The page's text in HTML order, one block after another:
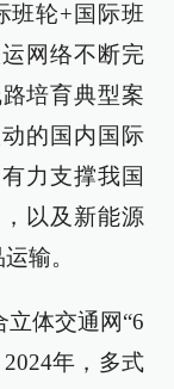
班轮+国际班
网络不断完
培育典型案
的国内国际
力支撑我国
以及新能源
输。
体交通网“6
年，多式